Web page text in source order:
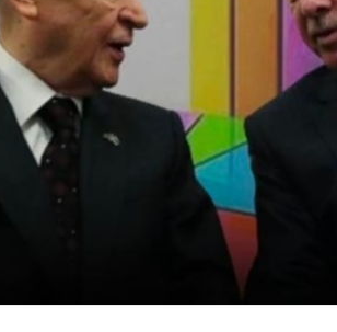
Ank-Ar Araştırma
büyük bölümünün ülke
ortaya çıktı.
memnuniyetsizlik